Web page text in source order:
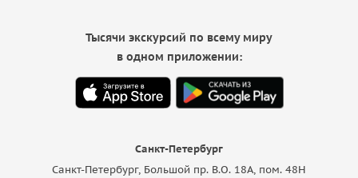
Санкт-Петербург
Санкт-Петербург, Большой пр. В.О. 18A, пом. 48Н
Тысячи экскурсий по всему миру
в одном приложении: